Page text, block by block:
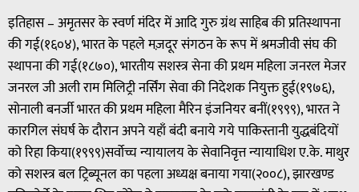
इतिहास – अमृतसर के स्वर्ण मंदिर में आदि गुरु ग्रंथ साहिब की प्रतिस्थापना
की गई(१६०४), भारत के पहले मज़दूर संगठन के रूप में श्रमजीवी संघ की
स्थापना की गई(१८७०), भारतीय सशस्त्र सेना की प्रथम महिला जनरल मेजर
जनरल जी अली राम मिलिट्री नर्सिंग सेवा की निदेशक नियुक्त हुई(१९७६),
सोनाली बनर्जी भारत की प्रथम महिला मैरिन इंजनियर बनीं(१९९९), भारत ने
कारगिल संघर्ष के दौरान अपने यहाँ बंदी बनाये गये पाकिस्तानी युद्धबंदियों
को रिहा किया(१९९९)सर्वोच्च न्यायालय के सेवानिवृत्त न्यायाधिश ए.के. माथुर
को सशस्त्र बल ट्रिब्यूनल का पहला अध्यक्ष बनाया गया(२००८), झारखण्ड